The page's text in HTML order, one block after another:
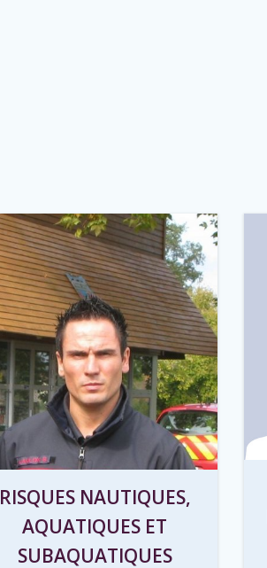
RISQUES NAUTIQUES,
AQUATIQUES ET
SUBAQUATIQUES